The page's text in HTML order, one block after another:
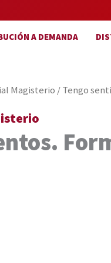
A DEMANDA
Magisterio / Tengo